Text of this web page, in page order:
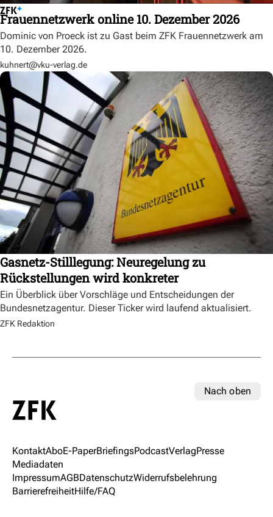
Frauennetzwerk online 10. Dezember 2026
Dominic von Proeck ist zu Gast beim ZFK Frauennetzwerk am
10. Dezember 2026.
kuhnert@vku-verlag.de
Gasnetz-Stilllegung: Neuregelung zu
Rückstellungen wird konkreter
Ein Überblick über Vorschläge und Entscheidungen der
Bundesnetzagentur. Dieser Ticker wird laufend aktualisiert.
ZFK Redaktion
Nach oben
KontaktAboE-PaperBriefingsPodcastVerlagPresse
Mediadaten
ImpressumAGBDatenschutzWiderrufsbelehrung
BarrierefreiheitHilfe/FAQ